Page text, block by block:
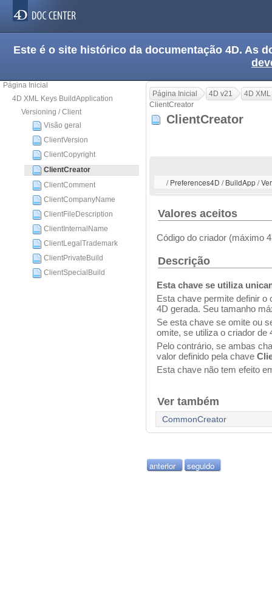
Este é o site histórico da documentação 4D. As
Página Inicial
4D XML Keys BuildApplication
Versioning / Client
Visão geral
ClientVersion
ClientCopyright
ClientCreator
ClientComment
ClientCompanyName
ClientFileDescription
ClientInternalName
ClientLegalTrademark
ClientPrivateBuild
ClientSpecialBuild
Página Inicial 4D v21
4D
ClientCreator
ClientCreator
/ Preferences4D / BuildApp /
Valores aceitos
Código do criador (máximo
Descrição
Esta chave se utiliza
Esta chave permite definir o
4D gerada. Seu tamanho
Se esta chave se omite ou
omite, se utiliza o criador de
Pelo contrário, se ambas
valor definido pela chave
Esta chave não tem efeito
Ver também
CommonCreator
anterior seguido